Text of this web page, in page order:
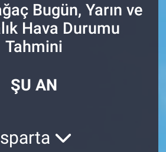
Bugün, Yarın ve
Hava Durumu
Tahmini
ŞU AN